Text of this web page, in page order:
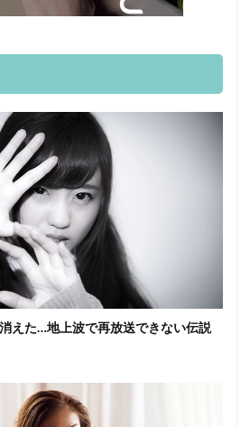
えた…地上波で再放送できない伝説